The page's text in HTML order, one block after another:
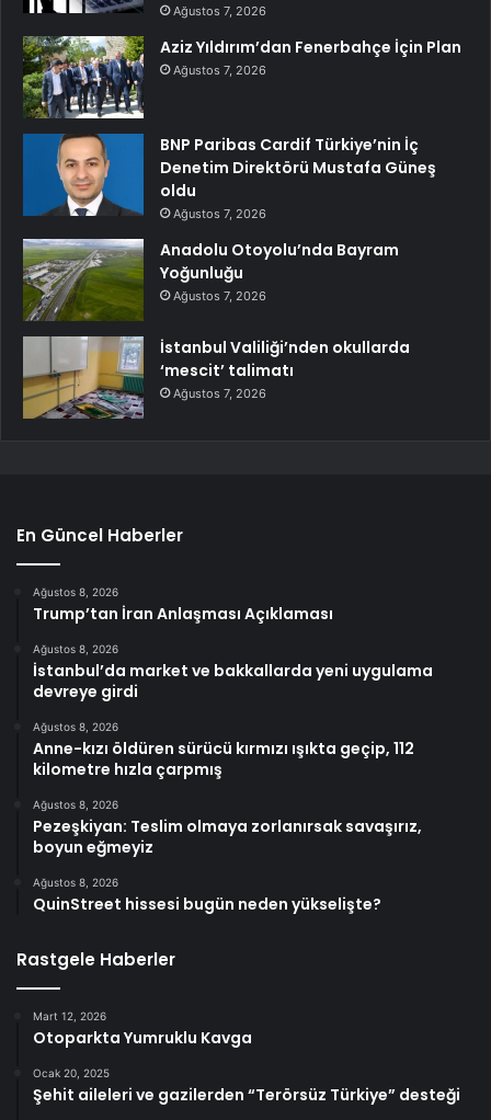
Ağustos 7, 2026
Aziz Yıldırım’dan Fenerbahçe İçin Plan
Ağustos 7, 2026
BNP Paribas Cardif Türkiye’nin İç
Denetim Direktörü Mustafa Güneş
oldu
Ağustos 7, 2026
Anadolu Otoyolu’nda Bayram
Yoğunluğu
Ağustos 7, 2026
İstanbul Valiliği’nden okullarda
‘mescit’ talimatı
Ağustos 7, 2026
En Güncel Haberler
Ağustos 8, 2026
Trump’tan İran Anlaşması Açıklaması
Ağustos 8, 2026
İstanbul’da market ve bakkallarda yeni uygulama
devreye girdi
Ağustos 8, 2026
Anne-kızı öldüren sürücü kırmızı ışıkta geçip, 112
kilometre hızla çarpmış
Ağustos 8, 2026
Pezeşkiyan: Teslim olmaya zorlanırsak savaşırız,
boyun eğmeyiz
Ağustos 8, 2026
QuinStreet hissesi bugün neden yükselişte?
Rastgele Haberler
Mart 12, 2026
Otoparkta Yumruklu Kavga
Ocak 20, 2025
Şehit aileleri ve gazilerden “Terörsüz Türkiye” desteği